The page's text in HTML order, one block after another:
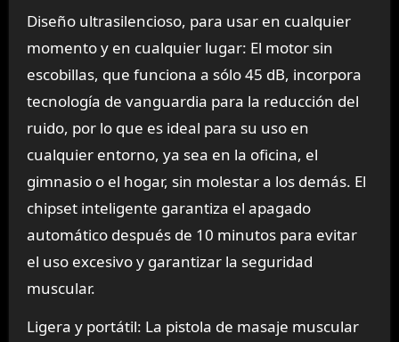
Diseño ultrasilencioso, para usar en cualquier
momento y en cualquier lugar: El motor sin
escobillas, que funciona a sólo 45 dB, incorpora
tecnología de vanguardia para la reducción del
ruido, por lo que es ideal para su uso en
cualquier entorno, ya sea en la oficina, el
gimnasio o el hogar, sin molestar a los demás. El
chipset inteligente garantiza el apagado
automático después de 10 minutos para evitar
el uso excesivo y garantizar la seguridad
muscular.
Ligera y portátil: La pistola de masaje muscular